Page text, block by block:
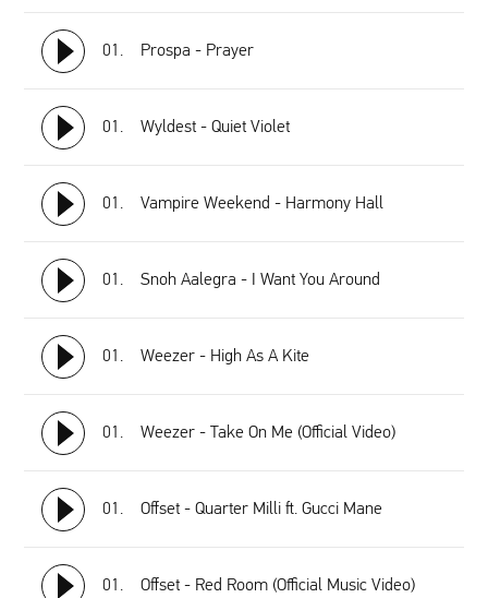
01. Prospa - Prayer
01. Wyldest - Quiet Violet
01. Vampire Weekend - Harmony Hall
01. Snoh Aalegra - I Want You Around
01. Weezer - High As A Kite
01. Weezer - Take On Me (Official Video)
01. Offset - Quarter Milli ft. Gucci Mane
01. Offset - Red Room (Official Music Video)